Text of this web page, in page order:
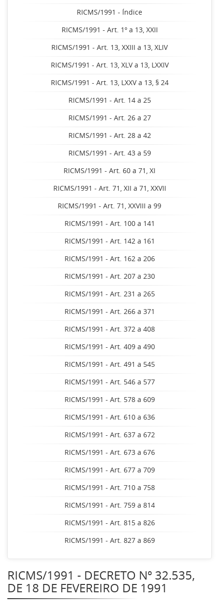
RICMS/1991 - Índice
RICMS/1991 - Art. 1º a 13, XXII
RICMS/1991 - Art. 13, XXIII a 13, XLIV
RICMS/1991 - Art. 13, XLV a 13, LXXIV
RICMS/1991 - Art. 13, LXXV a 13, § 24
RICMS/1991 - Art. 14 a 25
RICMS/1991 - Art. 26 a 27
RICMS/1991 - Art. 28 a 42
RICMS/1991 - Art. 43 a 59
RICMS/1991 - Art. 60 a 71, XI
RICMS/1991 - Art. 71, XII a 71, XXVII
RICMS/1991 - Art. 71, XXVIII a 99
RICMS/1991 - Art. 100 a 141
RICMS/1991 - Art. 142 a 161
RICMS/1991 - Art. 162 a 206
RICMS/1991 - Art. 207 a 230
RICMS/1991 - Art. 231 a 265
RICMS/1991 - Art. 266 a 371
RICMS/1991 - Art. 372 a 408
RICMS/1991 - Art. 409 a 490
RICMS/1991 - Art. 491 a 545
RICMS/1991 - Art. 546 a 577
RICMS/1991 - Art. 578 a 609
RICMS/1991 - Art. 610 a 636
RICMS/1991 - Art. 637 a 672
RICMS/1991 - Art. 673 a 676
RICMS/1991 - Art. 677 a 709
RICMS/1991 - Art. 710 a 758
RICMS/1991 - Art. 759 a 814
RICMS/1991 - Art. 815 a 826
RICMS/1991 - Art. 827 a 869
RICMS/1991 - DECRETO Nº 32.535,
DE 18 DE FEVEREIRO DE 1991